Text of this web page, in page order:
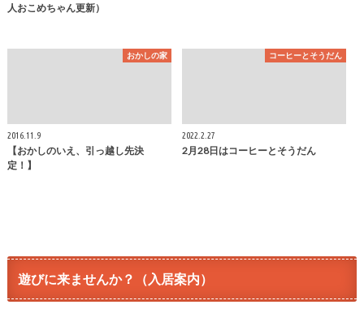
人おこめちゃん更新）
おかしの家
2016.11.9
【おかしのいえ、引っ越し先決
定！】
コーヒーとそうだん
2022.2.27
2月28日はコーヒーとそうだん
遊びに来ませんか？（入居案内）